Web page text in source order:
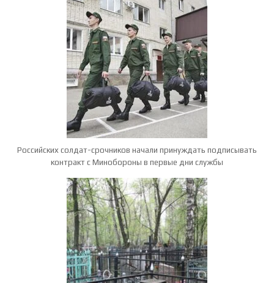
Российских солдат-срочников начали принуждать подписывать
контракт с Минобороны в первые дни службы